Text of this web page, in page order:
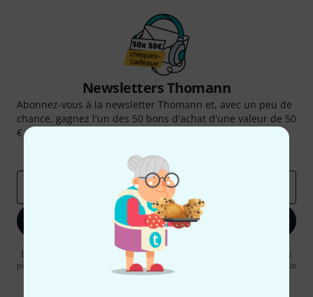
Newsletters Thomann
Abonnez-vous à la newsletter Thomann et, avec un peu de
chance, gagnez l'un des 50 bons d'achat d'une valeur de 50
€ chacun!
Articles inspirants
Deals
S'inscrire maintenant
En cliquant sur "S'inscrire maintenant", vous acceptez de recevoir des
publicités par e-mail. La désinscription est possible à tout moment. Vous
pouvez trouver plus d'informations à ce sujet dans notre